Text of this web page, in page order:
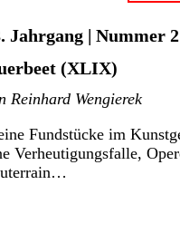
Jahrgang | Nummer
(XLIX)
Reinhard Wengierek
Fundstücke im
Verheutigungsfalle,